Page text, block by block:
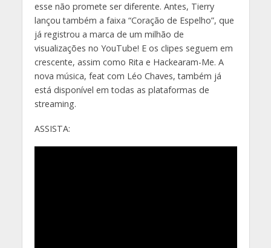
esse não promete ser diferente. Antes, Tierry
lançou também a faixa “Coração de Espelho”, que
já registrou a marca de um milhão de
visualizações no YouTube! E os clipes seguem em
crescente, assim como Rita e Hackearam-Me. A
nova música, feat com Léo Chaves, também já
está disponível em todas as plataformas de
streaming.
ASSISTA: